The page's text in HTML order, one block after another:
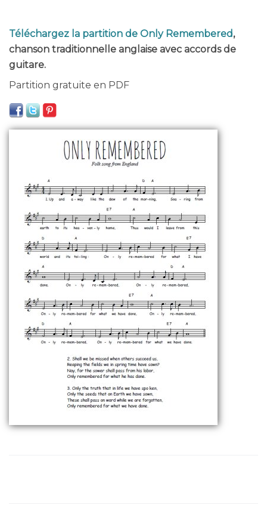
Téléchargez la partition de Only Remembered,
chanson traditionnelle anglaise avec accords de
guitare.
Partition gratuite en PDF